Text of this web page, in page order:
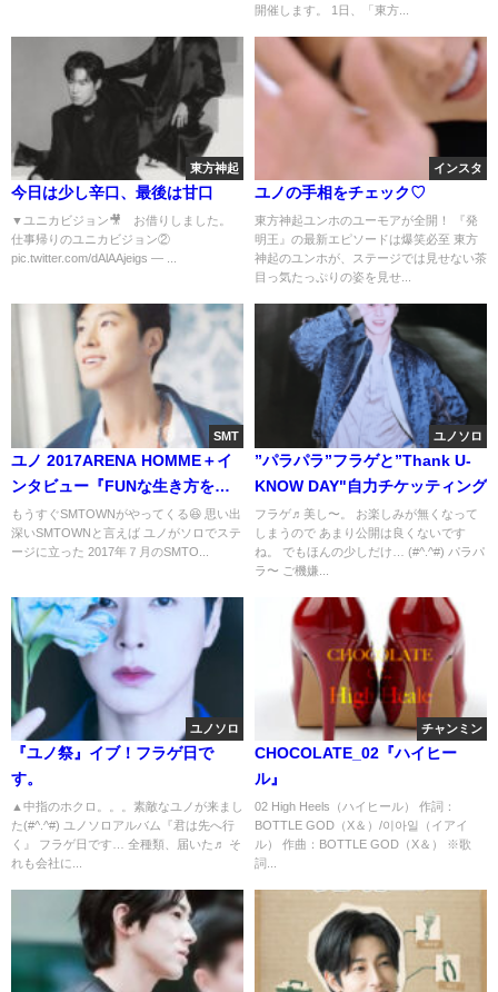
開催します。 1日、「東方...
東方神起
今日は少し辛口、最後は甘口
▼ユニカビジョン🎥 お借りしました。
仕事帰りのユニカビジョン②
pic.twitter.com/dAlAAjeigs — ...
インスタ
ユノの手相をチェック♡
東方神起ユンホのユーモアが全開！ 『発
明王』の最新エピソードは爆笑必至 東方
神起のユンホが、ステージでは見せない茶
目っ気たっぷりの姿を見せ...
SMT
ユノ 2017ARENA HOMME＋イ
ンタビュー『FUNな生き方をし
よう』
もうすぐSMTOWNがやってくる😆 思い出
深いSMTOWNと言えば ユノがソロでステ
ージに立った 2017年７月のSMTO...
ユノソロ
”パラパラ”フラゲと”Thank U-
KNOW DAY"自力チケッティング
フラゲ♬美し〜。 お楽しみが無くなって
しまうので あまり公開は良くないです
ね。 でもほんの少しだけ… (#^.^#) パラパ
ラ〜 ご機嫌...
ユノソロ
『ユノ祭』イブ！フラゲ日で
す。
▲中指のホクロ。。。素敵なユノが来まし
た(#^.^#) ユノソロアルバム『君は先へ行
く』 フラゲ日です… 全種類、届いた♬ そ
れも会社に...
チャンミン
CHOCOLATE_02『ハイヒー
ル』
02 High Heels（ハイヒール） 作詞：
BOTTLE GOD（X＆）/이아일（イアイ
ル） 作曲：BOTTLE GOD（X＆） ※歌
詞...